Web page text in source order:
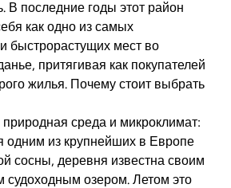
В последние годы этот район
как одно из самых
быстрорастущих мест во
притягивая как покупателей
жилья. Почему стоит выбрать
среда и микроклимат:
одним из крупнейших в Европе
сосны, деревня известна своим
судоходным озером. Летом это